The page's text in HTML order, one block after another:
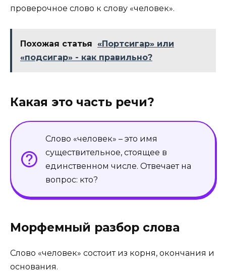
проверочное слово к слову «человек».
Похожая статья
«Портсигар» или
«подсигар» - как правильно?
Какая это часть речи?
Слово «человек» – это имя
существительное, стоящее в
единственном числе. Отвечает на
вопрос: кто?
Морфемный разбор слова
Слово «человек» состоит из корня, окончания и
основания.